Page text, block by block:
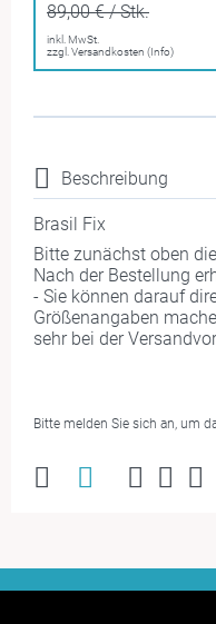
89,00 € / Stk.
inkl. MwSt.
zzgl. Versandkosten (Info)
Beschreibung
Brasil Fix
Bitte zunächst oben
Nach der Bestellung
- Sie können darauf
Größenangaben
sehr bei der
Bitte melden Sie sich an, um